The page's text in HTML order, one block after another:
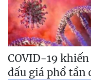
COVID-19
đấu giá phổ tần